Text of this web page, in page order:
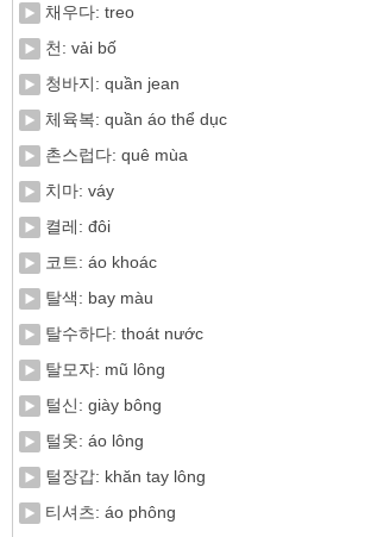
채우다: treo
천: vải bố
청바지: quần jean
체육복: quần áo thể dục
촌스럽다: quê mùa
치마: váy
켤레: đôi
코트: áo khoác
탈색: bay màu
탈수하다: thoát nước
탈모자: mũ lông
털신: giày bông
털옷: áo lông
털장갑: khăn tay lông
티셔츠: áo phông